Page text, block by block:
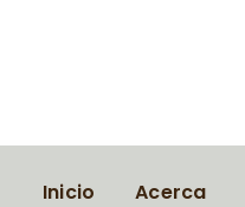
Inicio Acerca